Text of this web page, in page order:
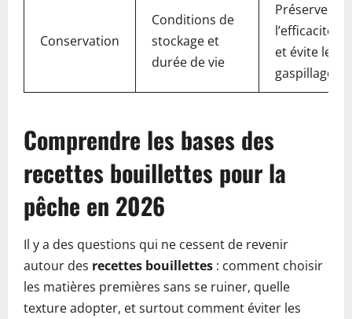
Conservation
Conditions de
stockage et
durée de vie
Préserve
l’efficacité
et évite le
gaspillage
Comprendre les bases des
recettes bouillettes pour la
pêche en 2026
Il y a des questions qui ne cessent de revenir
autour des recettes bouillettes : comment choisir
les matières premières sans se ruiner, quelle
texture adopter, et surtout comment éviter les